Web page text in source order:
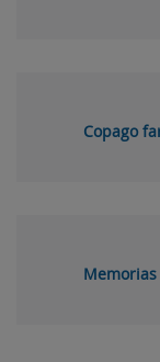
Copago
Memorias